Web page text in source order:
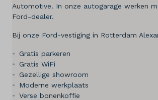
Diensten
Kennis & advies
Land
Automotive. In onze autogarage werken
Ford-dealer.
Bij onze Ford-vestiging in Rotterdam
Gratis parkeren
Gratis WiFi
Gezellige showroom
Moderne werkplaats
Verse bonenkoffie